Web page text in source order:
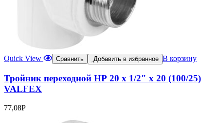
Quick View Сравнить Добавить в избранное В корзину
Тройник переходной НР 20 х 1/2″ х 20 (100/25)
VALFEX
77,08Р